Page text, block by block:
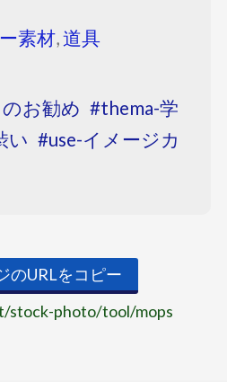
素材,道具
お勧め
thema-学
い
use-イメージカ
のURLをコピー
stock-photo/tool/mops